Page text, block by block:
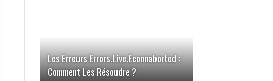
Les Erreurs Errors.live.econnaborted :
Comment Les Résoudre ?